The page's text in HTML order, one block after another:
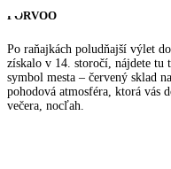
PORVOO
Po raňajkách poludňajší výlet
získalo v 14. storočí, nájdete tu
symbol mesta – červený sklad
pohodová atmosféra, ktorá vás
večera, nocľah.